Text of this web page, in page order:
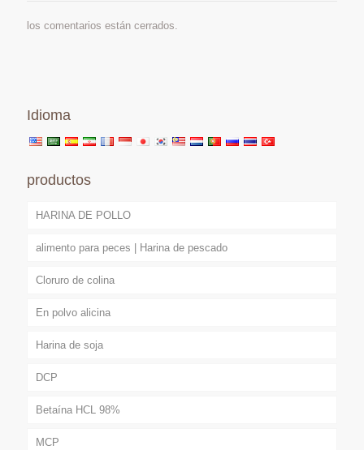
los comentarios están cerrados.
Idioma
productos
HARINA DE POLLO
alimento para peces | Harina de pescado
Cloruro de colina
En polvo alicina
Harina de soja
DCP
Betaína HCL 98%
MCP